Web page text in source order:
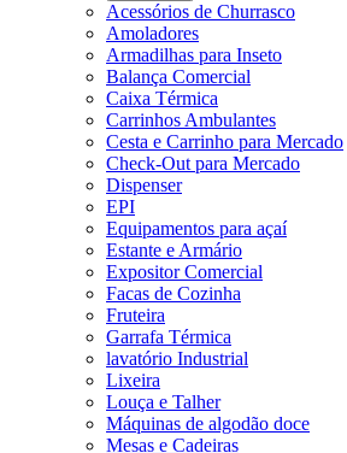
Acessórios de Churrasco
Amoladores
Armadilhas para Inseto
Balança Comercial
Caixa Térmica
Carrinhos Ambulantes
Cesta e Carrinho para Mercado
Check-Out para Mercado
Dispenser
EPI
Equipamentos para açaí
Estante e Armário
Expositor Comercial
Facas de Cozinha
Fruteira
Garrafa Térmica
lavatório Industrial
Lixeira
Louça e Talher
Máquinas de algodão doce
Mesas e Cadeiras